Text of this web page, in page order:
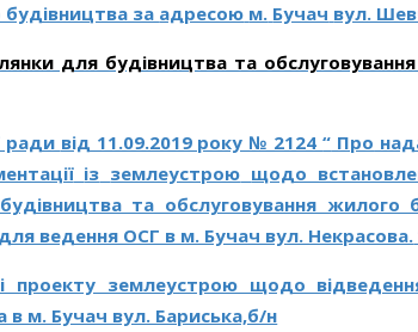
за адресою м. Бучач вул.
для будівництва та
ради від 11.09.2019 року № 2124“ Про
із землеустрою щодо
та обслуговування жилого
ведення ОСГ в м. Бучач вул. Некрасова.
проекту землеустрою щодо
в м. Бучач вул. Бариська,б/н